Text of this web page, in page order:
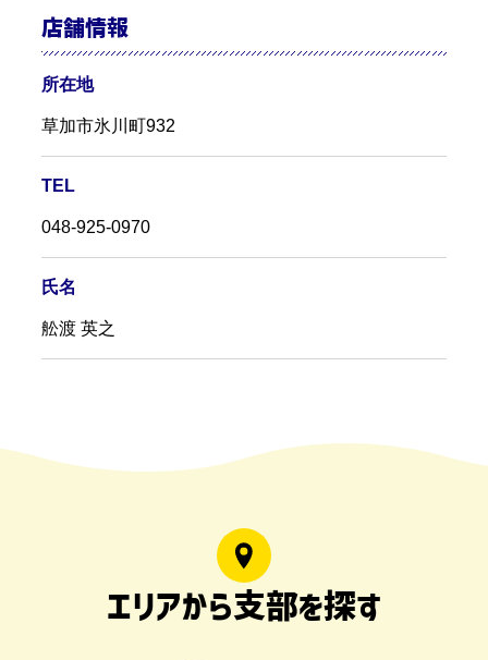
店舗情報
所在地
草加市氷川町932
TEL
048-925-0970
氏名
舩渡 英之
エリアから支部を探す